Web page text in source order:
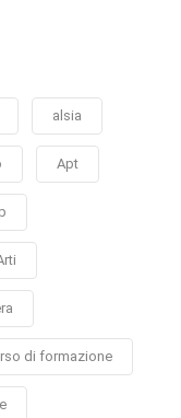
alsia
Apt
di formazione